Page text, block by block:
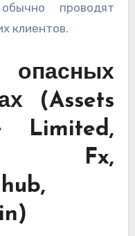
проводят
клиентов.
(Assets
Limited,
Fx,